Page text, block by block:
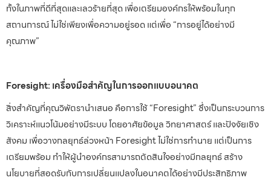
ทั้งในภาพที่ดีที่สุดและเลวร้ายที่สุด เพื่อเตรียมองค์กรให้พร้อมในทุก
สถานการณ์ ไม่ใช่เพียงเพื่อความอยู่รอด แต่เพื่อ “การอยู่ได้อย่างมี
คุณภาพ”
Foresight: เครื่องมือสำคัญในการออกแบบอนาคต
สิ่งสำคัญที่คุณวิพัตรานำเสนอ คือการใช้ “Foresight” ซึ่งเป็นกระบวนการ
วิเคราะห์แนวโน้มอย่างมีระบบ โดยอาศัยข้อมูล วิทยาศาสตร์ และปัจจัยเชิง
สังคม เพื่อวางกลยุทธ์ล่วงหน้า Foresight ไม่ใช่การทำนาย แต่เป็นการ
เตรียมพร้อม ทำให้ผู้นำองค์กรสามารถตัดสินใจอย่างมีกลยุทธ์ สร้าง
นโยบายที่สอดรับกับการเปลี่ยนแปลงในอนาคตได้อย่างมีประสิทธิภาพ